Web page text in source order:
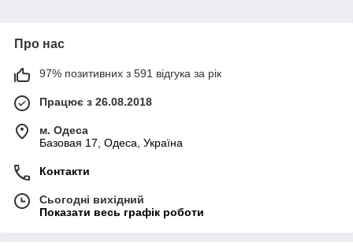
Про нас
97% позитивних з 591 відгука за рік
Працює з 26.08.2018
м. Одеса
Базовая 17, Одеса, Україна
Контакти
Сьогодні вихідний
Показати весь графік роботи